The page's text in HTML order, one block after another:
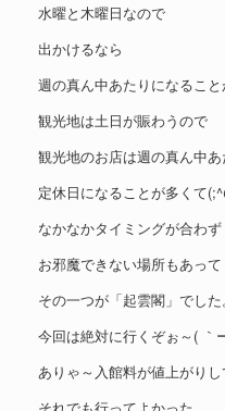
水曜と木曜日なので
出かけるなら
週の真ん中あたりになること
観光地は土日が賑わうので
観光地のお店は週の真ん中
定休日になることが多くて
なかなかタイミングが合わず
お邪魔できない場所もあって
その一つが「起雲閣」でした。
今回は絶対に行くぞぉ～( ｀
ありゃ～入館料が値上がり
それでも行ってよかった。